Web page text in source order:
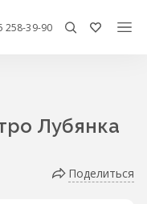
258-39-90
Лубянка
Поделиться